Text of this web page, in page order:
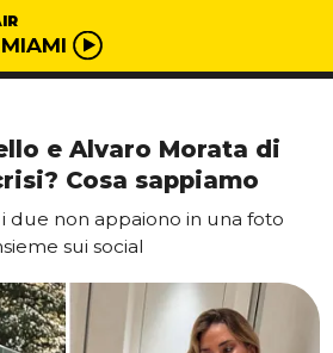
e Alvaro Morata di
Cosa sappiamo
due non appaiono in una foto
sui social